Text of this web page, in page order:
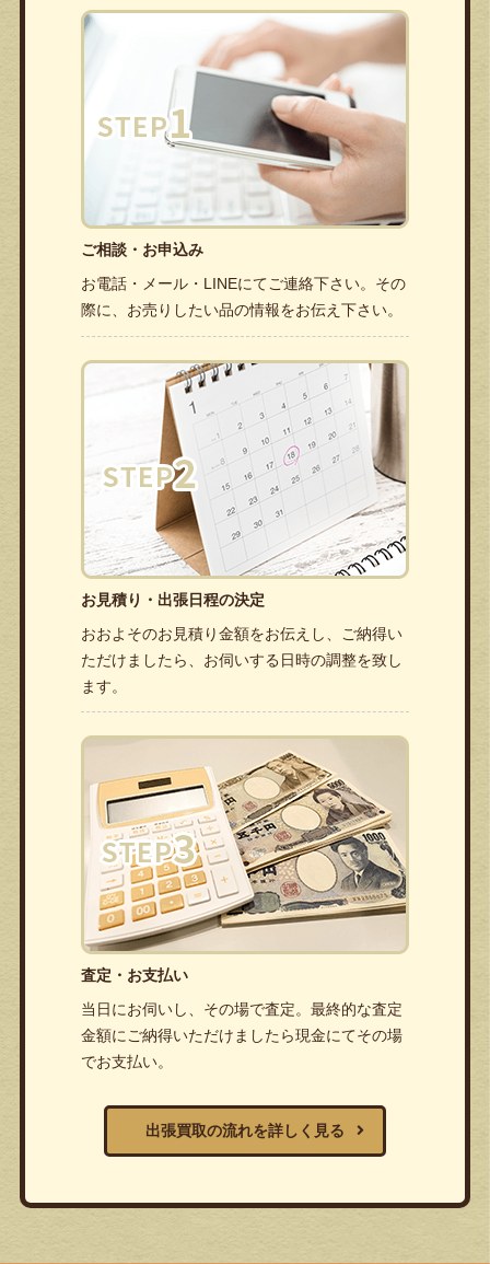
ご相談・お申込み
お電話・メール・LINEにてご連絡下さい。その
際に、お売りしたい品の情報をお伝え下さい。
お見積り・出張日程の決定
おおよそのお見積り金額をお伝えし、ご納得い
ただけましたら、お伺いする日時の調整を致し
ます。
査定・お支払い
当日にお伺いし、その場で査定。最終的な査定
金額にご納得いただけましたら現金にてその場
でお支払い。
出張買取の流れを詳しく見る